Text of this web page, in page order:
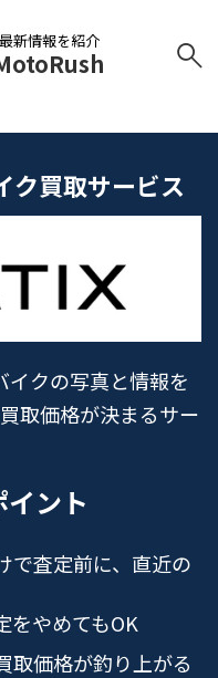
新情報を紹介
ク買取サービス
イクの写真と情報を
取価格が決まるサー
ント
で査定前に、直近の
をやめてもOK
取価格が釣り上がる